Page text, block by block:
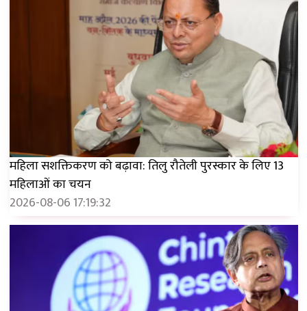
महिला सशक्तिकरण को बढ़ावा: तिलु रौतेली पुरस्कार के लिए 13
महिलाओं का चयन
2026-08-06 17:19:32